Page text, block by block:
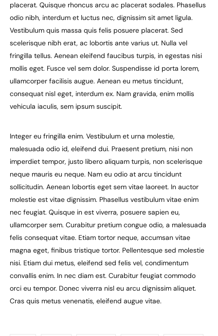
placerat. Quisque rhoncus arcu ac placerat sodales. Phasellus
odio nibh, interdum et luctus nec, dignissim sit amet ligula.
Vestibulum quis massa quis felis posuere placerat. Sed
scelerisque nibh erat, ac lobortis ante varius ut. Nulla vel
fringilla tellus. Aenean eleifend faucibus turpis, in egestas nisi
mollis eget. Fusce vel sem dolor. Suspendisse id porta lorem,
ullamcorper facilisis augue. Aenean eu metus tincidunt,
consequat nisl eget, interdum ex. Nam gravida, enim mollis
vehicula iaculis, sem ipsum suscipit.
Integer eu fringilla enim. Vestibulum et urna molestie,
malesuada odio id, eleifend dui. Praesent pretium, nisi non
imperdiet tempor, justo libero aliquam turpis, non scelerisque
neque mauris eu neque. Nam eu odio at arcu tincidunt
sollicitudin. Aenean lobortis eget sem vitae laoreet. In auctor
molestie est vitae dignissim. Phasellus vestibulum vitae enim
nec feugiat. Quisque in est viverra, posuere sapien eu,
ullamcorper sem. Curabitur pretium congue odio, a malesuada
felis consequat vitae. Etiam tortor neque, accumsan vitae
magna eget, finibus tristique tortor. Pellentesque sed molestie
nisi. Etiam dui metus, eleifend sed felis vel, condimentum
convallis enim. In nec diam est. Curabitur feugiat commodo
orci eu tempor. Donec viverra nisl eu arcu dignissim aliquet.
Cras quis metus venenatis, eleifend augue vitae.